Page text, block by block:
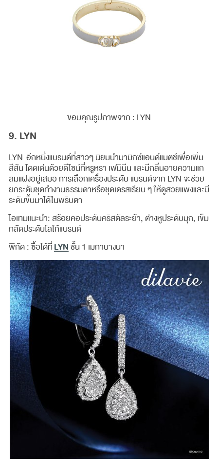
ขอบคุณรูปภาพจาก : LYN
9. LYN
LYN อีกหนึ่งแบรนด์ที่สาวๆ นิยมนำมามิกซ์แอนด์แมตช์เพื่อเพิ่ม
สีสัน โดดเด่นด้วยดีไซน์ที่หรูหรา เฟมินีน และมีกลิ่นอายความแก
ลมแฝงอยู่เสมอ การเลือกเครื่องประดับ แบรนด์จาก LYN จะช่วย
ยกระดับชุดทำงานธรรมดาหรือชุดเดรสเรียบ ๆ ให้ดูสวยแพงและมี
ระดับขึ้นมาได้ในพริบตา
ไอเทมแนะนำ: สร้อยคอประดับคริสตัลระย้า, ต่างหูประดับมุก, เข็ม
กลัดประดับโลโก้แบรนด์
พิกัด : ซื้อได้ที่LYNชั้น 1 เมกาบางนา